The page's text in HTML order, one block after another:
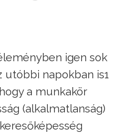
igen sok
napokban is1
a munkakör
(alkalmatlanság)